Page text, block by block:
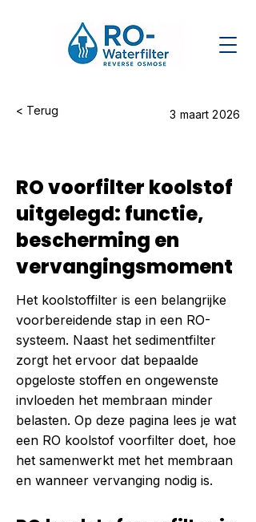
< Terug 3 maart 2026
RO voorfilter koolstof
uitgelegd: functie,
bescherming en
vervangingsmoment
Het koolstoffilter is een belangrijke
voorbereidende stap in een RO-
systeem. Naast het sedimentfilter
zorgt het ervoor dat bepaalde
opgeloste stoffen en ongewenste
invloeden het membraan minder
belasten. Op deze pagina lees je wat
een RO koolstof voorfilter doet, hoe
het samenwerkt met het membraan
en wanneer vervanging nodig is.